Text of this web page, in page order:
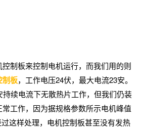
制板来控制电机运行，而我们用的则
制板，工作电压24伏，最大电流23安。
续电流下无散热片工作，但我们仍装
常工作，因为据规格参数所示电机峰值
这样处理，电机控制板甚至没有发热